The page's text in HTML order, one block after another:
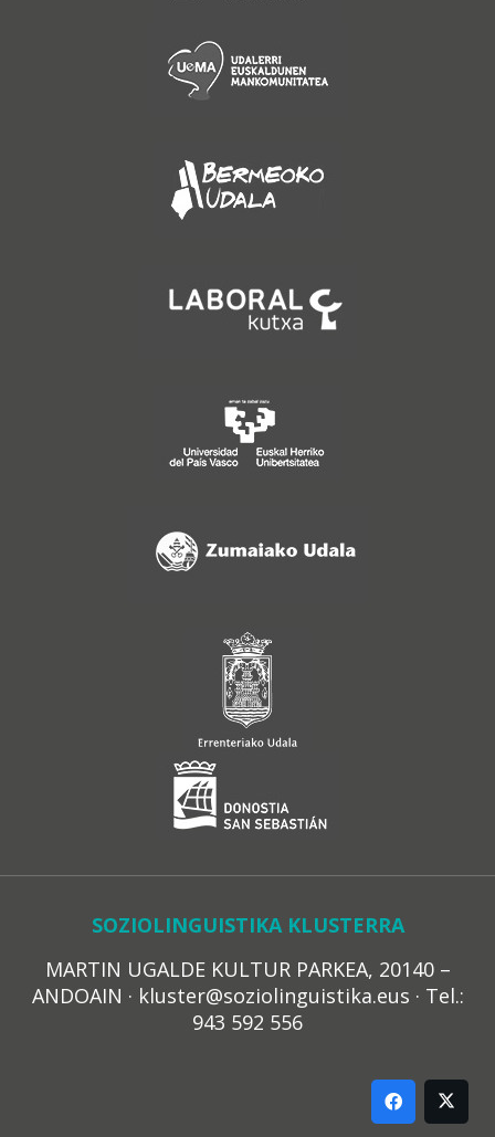
SOZIOLINGUISTIKA KLUSTERRA
MARTIN UGALDE KULTUR PARKEA, 20140 –
ANDOAIN · kluster@soziolinguistika.eus · Tel.:
943 592 556